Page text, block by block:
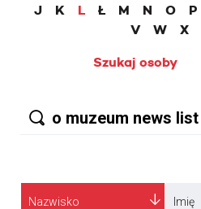
J
K L Ł M N O P
V
W X
Szukaj osoby
Nazwisko Imię